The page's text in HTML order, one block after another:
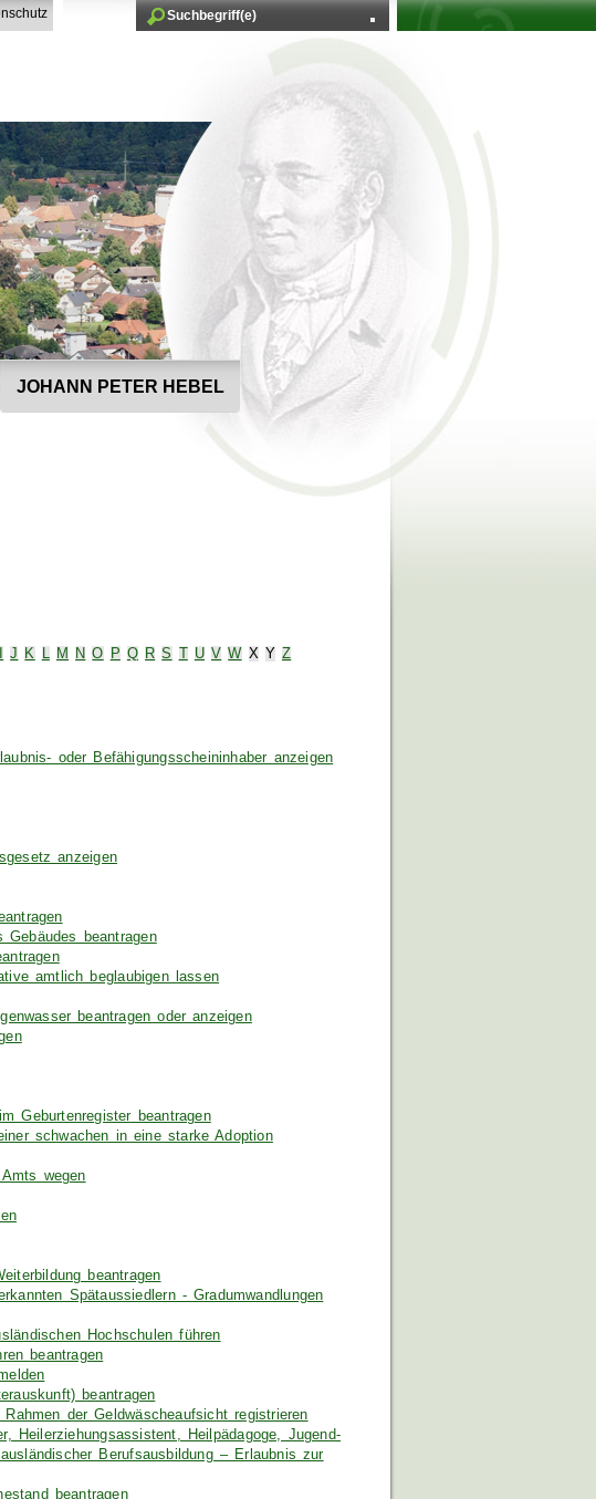
JOHANN PETER HEBEL
J K M N O P Q R S T U V W X Y Z
oder Befähigungsscheininhaber anzeigen
anzeigen
Gebäudes beantragen
amtlich beglaubigen lassen
beantragen oder anzeigen
Geburtenregister beantragen
schwachen in eine starke Adoption
wegen
beantragen
Spätaussiedlern - Gradumwandlungen
Hochschulen führen
beantragen
beantragen
der Geldwäscheaufsicht registrieren
Heilerziehungsassistent, Heilpädagoge, Jugend-
Berufsausbildung – Erlaubnis zur
beantragen